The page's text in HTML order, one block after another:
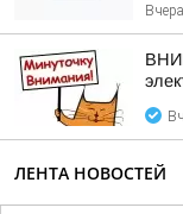
ЛЕНТА НОВОСТЕЙ